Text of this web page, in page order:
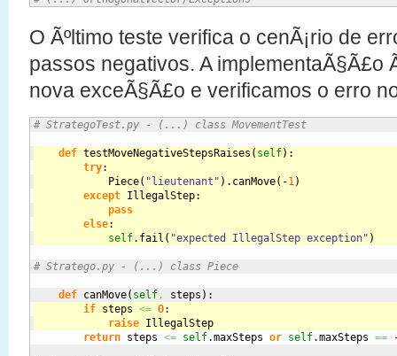
O Ãºltimo teste verifica o cenÃ¡rio de
passos negativos. A implementaÃ§Ã£o
nova exceÃ§Ã£o e verificamos o erro
# StrategoTest.py - (...) class MovementTest
def testMoveNegativeStepsRaises ( self) :
try:
            Piece
( "lieutenant" ) . canMove( -1)
except IllegalStep:
pass
else:
self. fail ( "expected IllegalStep exception" )
# Stratego.py - (...) class Piece
def canMove( self, steps )
if steps <= 0:
raise IllegalStep
return steps <= self.maxSteps or self.maxSteps ==